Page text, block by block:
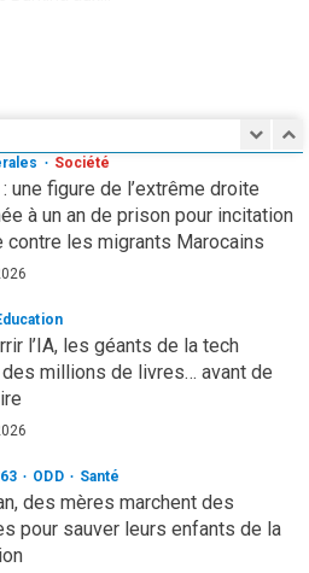
International
Société
une figure de l’extrême droite
à un an de prison pour incitation
contre les migrants Marocains
l’IA, les géants de la tech
millions de livres… avant de
ODD Santé
des mères marchent des
pour sauver leurs enfants de la